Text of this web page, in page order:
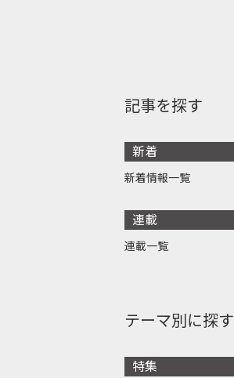
記事を探す
新着
新着情報一覧
連載
連載一覧
テーマ別に探す
特集